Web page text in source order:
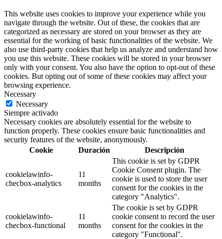
This website uses cookies to improve your experience while you
navigate through the website. Out of these, the cookies that are
categorized as necessary are stored on your browser as they are
essential for the working of basic functionalities of the website. We
also use third-party cookies that help us analyze and understand how
you use this website. These cookies will be stored in your browser
only with your consent. You also have the option to opt-out of these
cookies. But opting out of some of these cookies may affect your
browsing experience.
Necessary
Necessary
Siempre activado
Necessary cookies are absolutely essential for the website to
function properly. These cookies ensure basic functionalities and
security features of the website, anonymously.
Cookie
Duración Descripción
cookielawinfo-
checbox-analytics
11
months
This cookie is set by GDPR
Cookie Consent plugin. The
cookie is used to store the user
consent for the cookies in the
category "Analytics".
cookielawinfo-
checbox-functional
11
months
The cookie is set by GDPR
cookie consent to record the user
consent for the cookies in the
category "Functional".